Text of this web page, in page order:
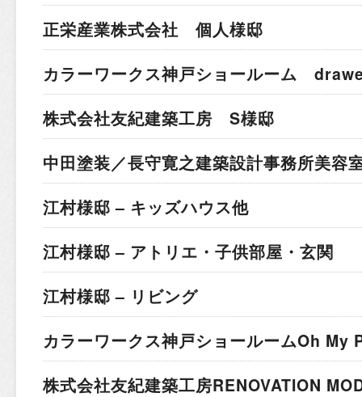
正栄産業株式会社 個人様邸
カラーワークス神戸ショールーム
株式会社友紀建築工房 S様邸
中田塗装／長守寛之建築設計事務所美容
江村様邸 – キッズハウス他
江村様邸 – アトリエ・子供部屋・玄関
江村様邸 – リビング
カラーワークス神戸ショールームOh My
株式会社友紀建築工房RENOVATION